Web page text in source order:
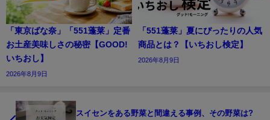
「東京ばな奈」「551蓬莱」定番
お土産美味しさの秘密【GOOD!
いちおし】
2026年8月9日
「551蓬莱」夏にぴったりの人気
商品とは？【いちおし検定】
2026年8月9日
スイセンをある野菜と間違える事例、その野菜は?